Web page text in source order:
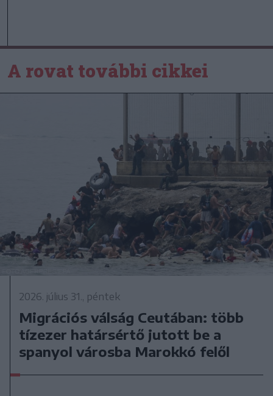
A rovat további cikkei
2026. július 31., péntek
Migrációs válság Ceutában: több
tízezer határsértő jutott be a
spanyol városba Marokkó felől